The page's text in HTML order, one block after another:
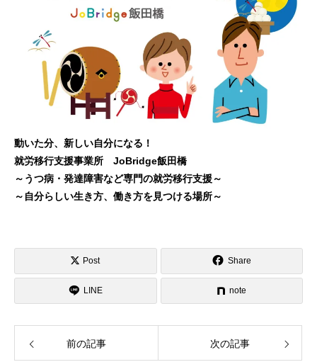
動いた分、新しい自分になる！
就労移行支援事業所 JoBridge飯田橋
～うつ病・発達障害など専門の就労移行支援～
～自分らしい生き方、働き方を見つける場所～
Post Share
LINE note
前の記事 次の記事